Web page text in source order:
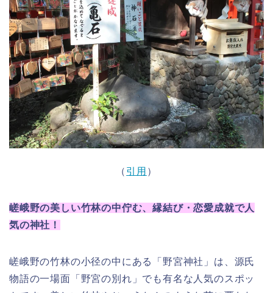
（ 引用 ）
嵯峨野の美しい竹林の中佇む、縁結び・恋愛成就で人
気の神社！
嵯峨野の竹林の小径の中にある「野宮神社」は、源氏
物語の一場面「野宮の別れ」でも有名な人気のスポッ